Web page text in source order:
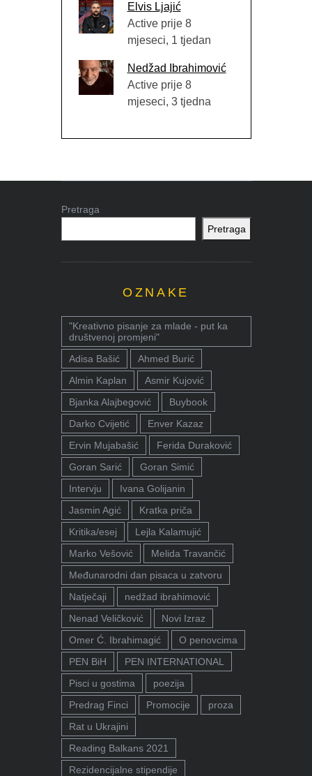
Elvis Ljajić
Active prije 8
mjeseci, 1 tjedan
Nedžad Ibrahimović
Active prije 8
mjeseci, 3 tjedna
Pretraga
Pretraga
OZNAKE
"Kreativno pisanje za mlade - put ka
društvenoj promjeni"
Adisa Bašić
Ahmed Burić
Almin Kaplan
Asmir Kujović
Bjanka Alajbegović
Buybook
Darko Cvijetić
Enver Kazaz
Ervin Mujabašić
Ferida Duraković
Goran Sarić
Goran Simić
Intervju
Ivana Golijanin
Jasmin Agić
Kratka priča
Kritika/esej
Lejla Kalamujić
Marko Vešović
Melida Travančić
Međunarodni dan pisaca u zatvoru
Natječaji
nedžad ibrahimović
Nenad Veličković
Novi Izraz
Omer Ć. Ibrahimagić
O penovcima
PEN BiH
PEN INTERNATIONAL
Pisci u gostima
poezija
Predrag Finci
Promocije
proza
Rat u Ukrajini
Reading Balkans 2021
Rezidencijalne stipendije